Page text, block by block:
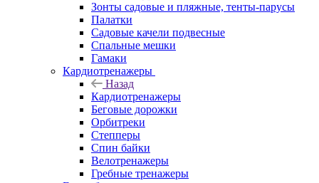
Зонты садовые и пляжные, тенты-парусы
Палатки
Садовые качели подвесные
Спальные мешки
Гамаки
Кардиотренажеры
Назад
Кардиотренажеры
Беговые дорожки
Орбитреки
Степперы
Спин байки
Велотренажеры
Гребные тренажеры